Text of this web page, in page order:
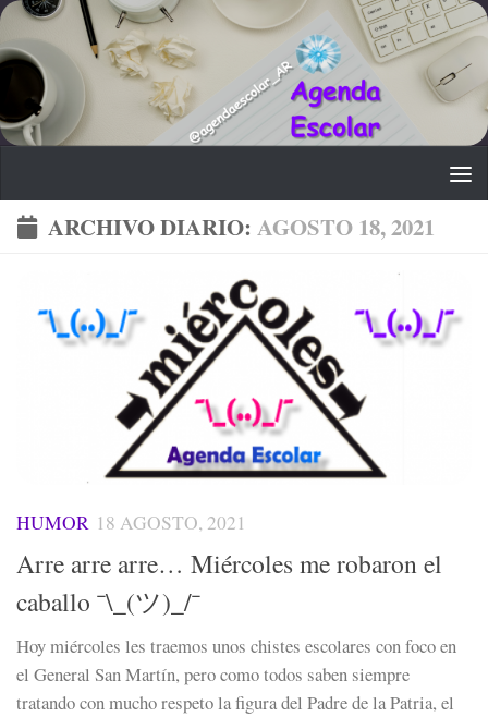
Saltar al contenido
ARCHIVO DIARIO: AGOSTO 18, 2021
HUMOR 18 AGOSTO, 2021
Arre arre arre… Miércoles me robaron el
caballo ¯\_(ツ)_/¯
Hoy miércoles les traemos unos chistes escolares con foco en
el General San Martín, pero como todos saben siempre
tratando con mucho respeto la figura del Padre de la Patria, el